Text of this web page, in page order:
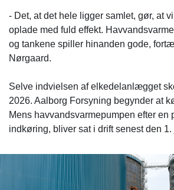
- Det, at det hele ligger samlet, gør, at
oplade med fuld effekt.
og tankene spiller hinanden gode,
Nørgaard.
Selve indvielsen af elkedelanlægget
2026. Aalborg Forsyning begynder at
Mens havvandsvarmepumpen efter en
indkøring, bliver sat i drift senest den